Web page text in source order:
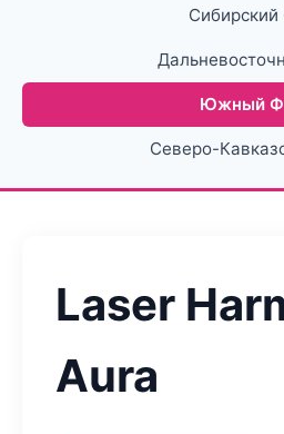
Южный
Северо-
Laser
Aura